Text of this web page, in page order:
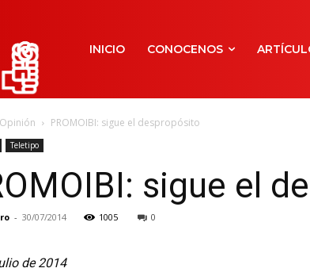
INICIO CONOCENOS
Opinión PROMOIBI: sigue el despropósito
Teletipo
sigue el
- 30/07/2014 1005 0
de 2014